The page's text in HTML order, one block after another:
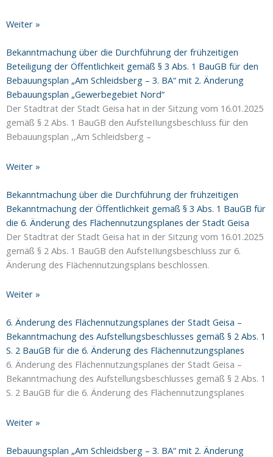
Weiter »
Bekanntmachung über die Durchführung der frühzeitigen
Beteiligung der Öffentlichkeit gemäß § 3 Abs. 1 BauGB für den
Bebauungsplan „Am Schleidsberg – 3. BA“ mit 2. Änderung
Bebauungsplan „Gewerbegebiet Nord“
Der Stadtrat der Stadt Geisa hat in der Sitzung vom 16.01.2025
gemäß § 2 Abs. 1 BauGB den AufsteIIungsbeschIuss für den
Bebauungsplan ,,Am Schleidsberg –
Weiter »
Bekanntmachung über die Durchführung der frühzeitigen
Bekanntmachung der Öffentlichkeit gemäß § 3 Abs. 1 BauGB für
die 6. Änderung des Flächennutzungsplanes der Stadt Geisa
Der Stadtrat der Stadt Geisa hat in der Sitzung vom 16.01.2025
gemäß § 2 Abs. 1 BauGB den AufsteIIungsbeschIuss zur 6.
Änderung des FIächennutzungsplans beschlossen.
Weiter »
6. Änderung des Flächennutzungsplanes der Stadt Geisa –
Bekanntmachung des Aufstellungsbeschlusses gemäß § 2 Abs. 1
S. 2 BauGB für die 6. Änderung des Flächennutzungsplanes
6. Änderung des Flächennutzungsplanes der Stadt Geisa –
Bekanntmachung des Aufstellungsbeschlusses gemäß § 2 Abs. 1
S. 2 BauGB für die 6. Änderung des Flächennutzungsplanes
Weiter »
Bebauungsplan „Am Schleidsberg – 3. BA“ mit 2. Änderung